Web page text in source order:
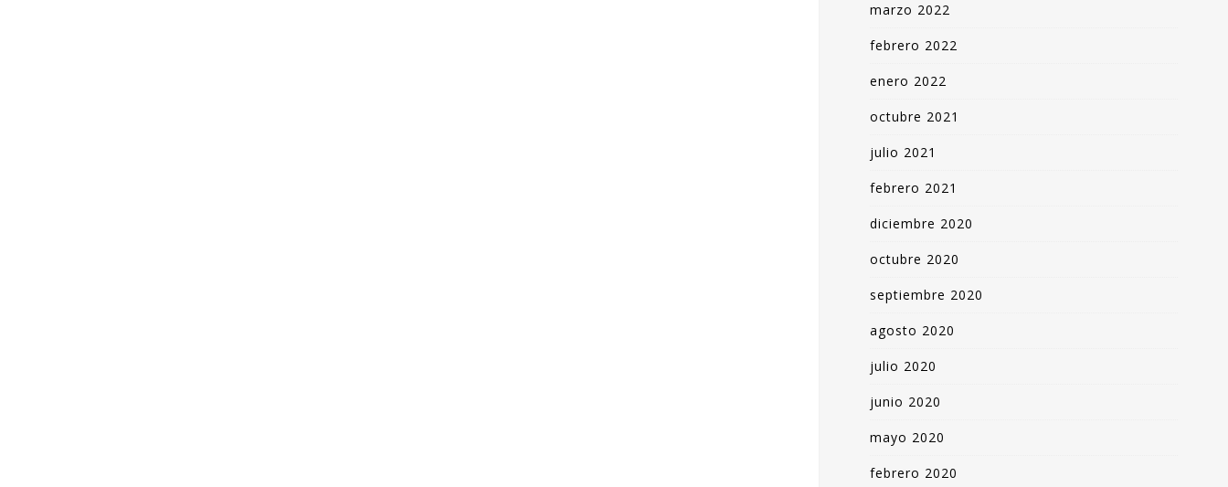
marzo 2022
febrero 2022
enero 2022
octubre 2021
julio 2021
febrero 2021
diciembre 2020
octubre 2020
septiembre 2020
agosto 2020
julio 2020
junio 2020
mayo 2020
febrero 2020